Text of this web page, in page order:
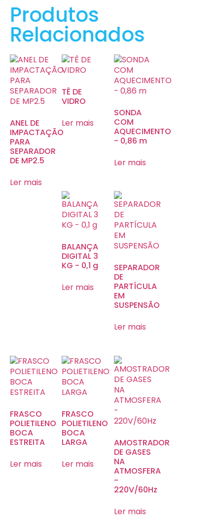
Produtos
Relacionados
ANEL DE
IMPACTAÇÃO
PARA
SEPARADOR
DE MP2.5
Ler mais
TÊ DE
VIDRO
Ler mais
SONDA
COM
AQUECIMENTO
- 0,86 m
Ler mais
BALANÇA
DIGITAL 3
KG - 0,1 g
Ler mais
SEPARADOR
DE
PARTÍCULA
EM
SUSPENSÃO
Ler mais
FRASCO
POLIETILENO
BOCA
ESTREITA
Ler mais
FRASCO
POLIETILENO
BOCA
LARGA
Ler mais
AMOSTRADOR
DE GASES
NA
ATMOSFERA
-
220V/60Hz
Ler mais